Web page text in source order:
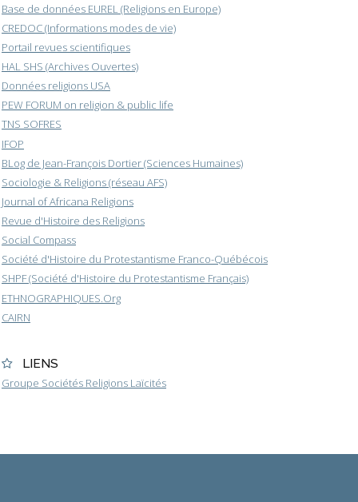
Base de données EUREL (Religions en Europe)
CREDOC (Informations modes de vie)
Portail revues scientifiques
HAL SHS (Archives Ouvertes)
Données religions USA
PEW FORUM on religion & public life
TNS SOFRES
IFOP
BLog de Jean-François Dortier (Sciences Humaines)
Sociologie & Religions (réseau AFS)
Journal of Africana Religions
Revue d'Histoire des Religions
Social Compass
Société d'Histoire du Protestantisme Franco-Québécois
SHPF (Société d'Histoire du Protestantisme Français)
ETHNOGRAPHIQUES.Org
CAIRN
LIENS
Groupe Sociétés Religions Laïcités